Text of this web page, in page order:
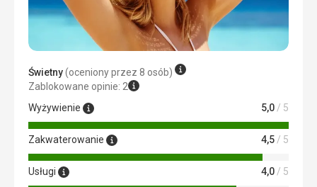
Świetny(oceniony przez 8 osób)
Zablokowane opinie: 2
Wyżywienie
5,0 / 5
Zakwaterowanie 4,5 / 5
Usługi 4,0 / 5